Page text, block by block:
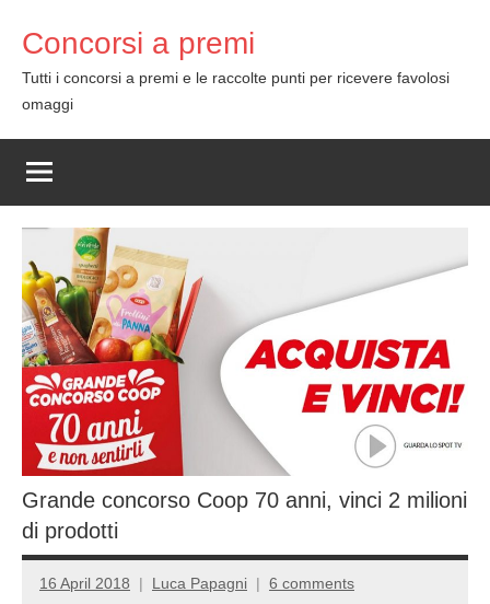
content
Concorsi a premi
Tutti i concorsi a premi e le raccolte punti per ricevere favolosi
omaggi
Grande concorso Coop 70 anni, vinci 2 milioni
di prodotti
16 April 2018 Luca Papagni 6 comments